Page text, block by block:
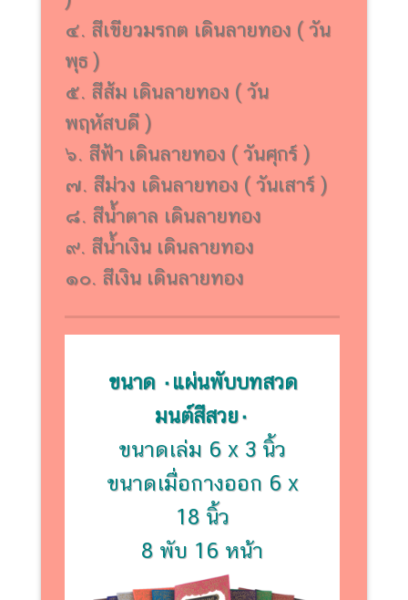
๔. สีเขียวมรกต เดินลายทอง ( วัน
พุธ )
๕. สีส้ม เดินลายทอง ( วัน
พฤหัสบดี )
๖. สีฟ้า เดินลายทอง ( วันศุกร์ )
๗. สีม่วง เดินลายทอง ( วันเสาร์ )
๘. สีน้ำตาล เดินลายทอง
๙. สีน้ำเงิน เดินลายทอง
๑๐. สีเงิน เดินลายทอง
ขนาด ۰แผ่นพับบทสวด
มนต์สีสวย۰
ขนาดเล่ม 6 x 3 นิ้ว
ขนาดเมื่อกางออก 6 x
18 นิ้ว
8 พับ 16 หน้า